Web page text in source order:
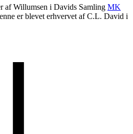
af Willumsen i Davids Samling MK
er blevet erhvervet af C.L. David i